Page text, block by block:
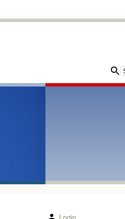
Login